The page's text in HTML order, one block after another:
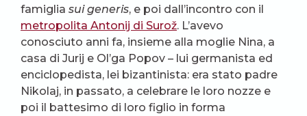
famiglia sui generis, e poi dall’incontro con il
metropolita Antonij di Surož. L’avevo
conosciuto anni fa, insieme alla moglie Nina, a
casa di Jurij e Ol’ga Popov – lui germanista ed
enciclopedista, lei bizantinista: era stato padre
Nikolaj, in passato, a celebrare le loro nozze e
poi il battesimo di loro figlio in forma